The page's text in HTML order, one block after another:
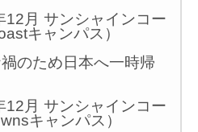
12月 サンシャインコー
キャンパス）
のため日本へ一時帰
12月 サンシャインコー
キャンパス）